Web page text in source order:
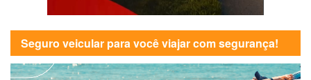
Seguro veicular para você viajar com segurança!